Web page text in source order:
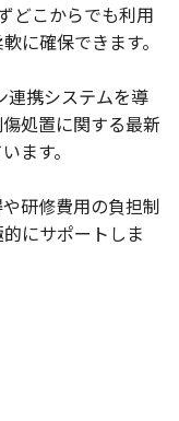
どこからでも利用
に確保できます。
連携システムを導
処置に関する最新
ます。
研修費用の負担制
にサポートしま